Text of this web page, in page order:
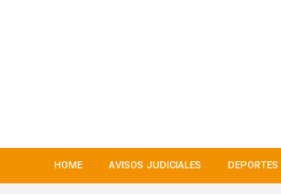
HOME AVISOS JUDICIALES DEPORTES